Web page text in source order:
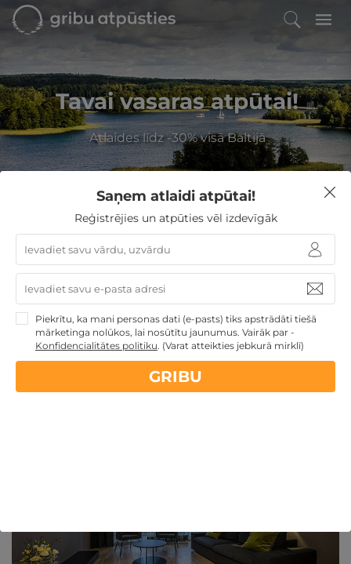
Tavai vasaras atpūtai!
Atlaides līdz -30% visā Baltijā
Filtrēt
GribuAtpusties » Lietuva » Viesnīcas Traķos
Viesnīcas Traķos
Izvēlieties no23GribuAtpusties.lv atpūtas
piedāvājumiem
Vai meklējat atpūtas piedāvājumus Lietuvā, Trauķu
apkārtnē? GribuAtpusties.lv piedāvā iegādāties
Saņem atlaidi atpūtai!
Reģistrējies un atpūties vēl izdevīgāk
Piekrītu, ka mani personas dati (e-pasts) tiks apstrādāti tiešā
mārketinga nolūkos, lai nosūtītu jaunumus. Vairāk par -
Konfidencialitātes politiku. (Varat atteikties jebkurā mirklī)
GRIBU